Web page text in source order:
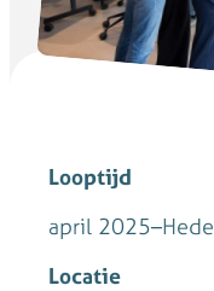
Looptijd
april 2025–
Locatie